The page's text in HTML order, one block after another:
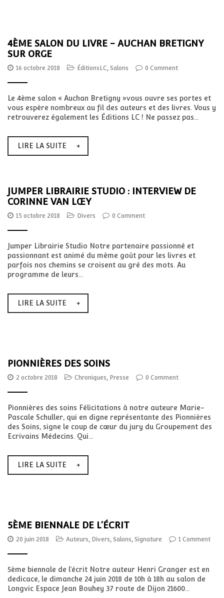
4ÈME SALON DU LIVRE - AUCHAN BRETIGNY
SUR ORGE
16 octobre 2018 ÉditionsLC, Salons 0 Comment
Le 4ème salon « Auchan Bretigny »vous ouvre ses portes et
vous espère nombreux au fil des auteurs et des livres. Vous y
retrouverez également les Éditions LC ! Ne passez pas...
LIRE LA SUITE
JUMPER LIBRAIRIE STUDIO : INTERVIEW DE
CORINNE VAN LŒY
15 octobre 2018 Divers 0 Comment
Jumper Librairie Studio Notre partenaire passionné et
passionnant est animé du même goût pour les livres et
parfois nos chemins se croisent au gré des mots. Au
programme de leurs...
LIRE LA SUITE
PIONNIÈRES DES SOINS
2 octobre 2018 Chroniques, Presse 0 Comment
Pionnières des soins Félicitations à notre auteure Marie-
Pascale Schuller, qui en digne représentante des Pionnières
des Soins, signe le coup de cœur du jury du Groupement des
Ecrivains Médecins. Qui...
LIRE LA SUITE
5ÈME BIENNALE DE L’ÉCRIT
20 juin 2018 Auteurs, Divers, Salons, Signature 1 Comment
5ème biennale de l’écrit Notre auteur Henri Granger est en
dedicace, le dimanche 24 juin 2018 de 10h à 18h au salon de
Longvic Espace Jean Bouhey 37 route de Dijon 21600...